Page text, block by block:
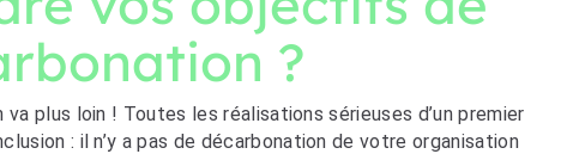
?
plus loin ! Toutes les réalisations sérieuses d’un premier
: il n’y a pas de décarbonation de votre organisation